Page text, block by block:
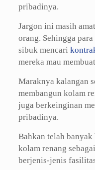
pribadinya.
Jargon ini masih
orang. Sehingga
sibuk mencari
mereka mau
Maraknya kalangan
membangun kolam
juga berkeinginan
pribadinya.
Bahkan telah banyak
kolam renang
berjenis-jenis